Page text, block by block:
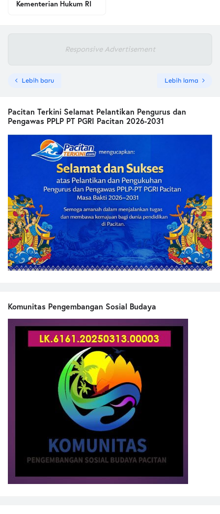
Kementerian Hukum RI
Responsive Advertisement
Lebih baru Lebih lama
Pacitan Terkini Selamat Pelantikan Pengurus dan
Pengawas PPLP PT PGRI Pacitan 2026-2031
Komunitas Pengembangan Sosial Budaya